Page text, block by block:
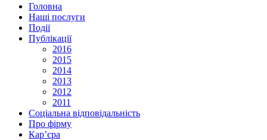
Головна
Наші послуги
Події
Публікації
2016
2015
2014
2013
2012
2011
Соціальна відповідальність
Про фiрму
Кар’єра